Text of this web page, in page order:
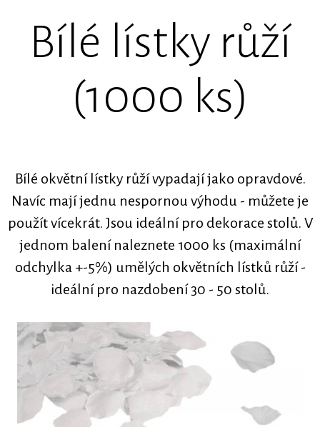
Bílé lístky růží
(1000 ks)
Bílé okvětní lístky růží vypadají jako opravdové.
Navíc mají jednu nespornou výhodu - můžete je
použít vícekrát. Jsou ideální pro dekorace stolů. V
jednom balení naleznete 1000 ks (maximální
odchylka +-5%) umělých okvětních lístků růží -
ideální pro nazdobení 30 - 50 stolů.